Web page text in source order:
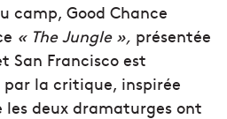
camp, Good Chance
« The Jungle », présentée
San Francisco est
la critique, inspirée
les deux dramaturges ont